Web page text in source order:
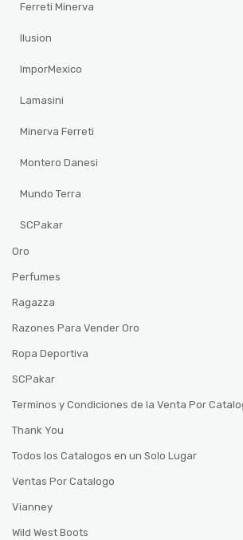
Ferreti Minerva
Ilusion
ImporMexico
Lamasini
Minerva Ferreti
Montero Danesi
Mundo Terra
SCPakar
Oro
Perfumes
Ragazza
Razones Para Vender Oro
Ropa Deportiva
SCPakar
Terminos y Condiciones de la Venta Por
Thank You
Todos los Catalogos en un Solo Lugar
Ventas Por Catalogo
Vianney
Wild West Boots